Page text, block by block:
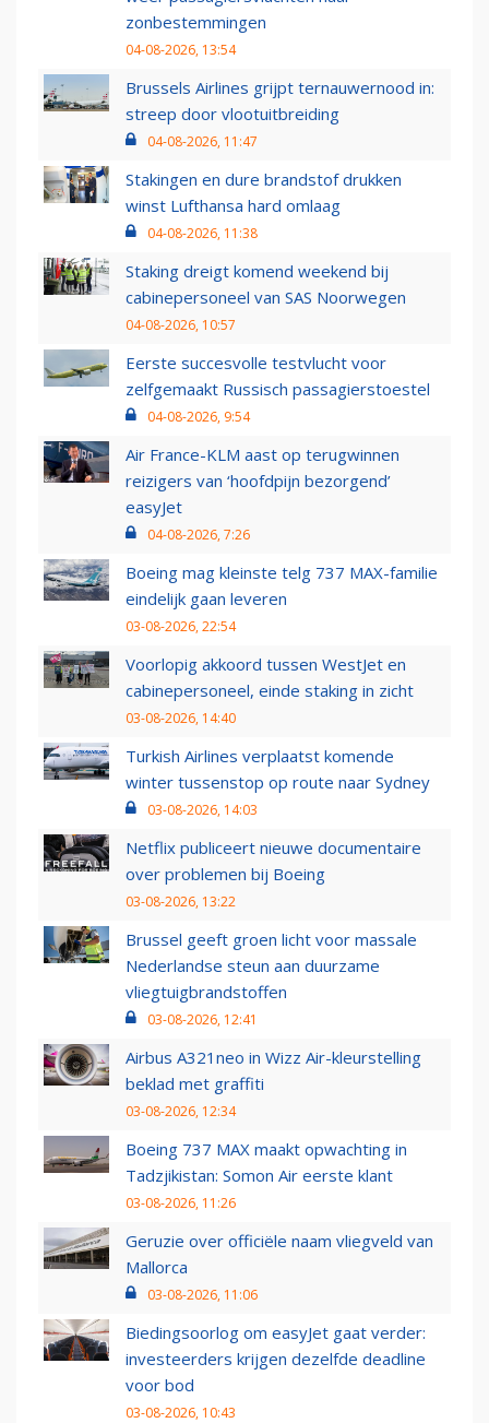
zonbestemmingen
04-08-2026, 13:54
Brussels Airlines grijpt ternauwernood in:
streep door vlootuitbreiding
04-08-2026, 11:47
Stakingen en dure brandstof drukken
winst Lufthansa hard omlaag
04-08-2026, 11:38
Staking dreigt komend weekend bij
cabinepersoneel van SAS Noorwegen
04-08-2026, 10:57
Eerste succesvolle testvlucht voor
zelfgemaakt Russisch passagierstoestel
04-08-2026, 9:54
Air France-KLM aast op terugwinnen
reizigers van ‘hoofdpijn bezorgend’
easyJet
04-08-2026, 7:26
Boeing mag kleinste telg 737 MAX-familie
eindelijk gaan leveren
03-08-2026, 22:54
Voorlopig akkoord tussen WestJet en
cabinepersoneel, einde staking in zicht
03-08-2026, 14:40
Turkish Airlines verplaatst komende
winter tussenstop op route naar Sydney
03-08-2026, 14:03
Netflix publiceert nieuwe documentaire
over problemen bij Boeing
03-08-2026, 13:22
Brussel geeft groen licht voor massale
Nederlandse steun aan duurzame
vliegtuigbrandstoffen
03-08-2026, 12:41
Airbus A321neo in Wizz Air-kleurstelling
beklad met graffiti
03-08-2026, 12:34
Boeing 737 MAX maakt opwachting in
Tadzjikistan: Somon Air eerste klant
03-08-2026, 11:26
Geruzie over officiële naam vliegveld van
Mallorca
03-08-2026, 11:06
Biedingsoorlog om easyJet gaat verder:
investeerders krijgen dezelfde deadline
voor bod
03-08-2026, 10:43